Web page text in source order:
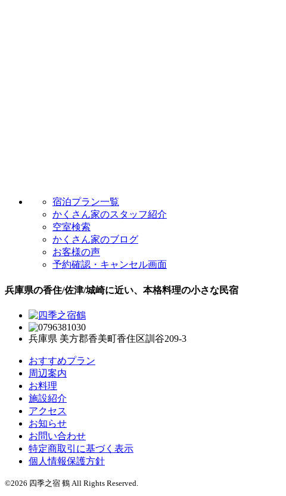
宿泊プラン一覧
かくさん家のスタッフ紹介
空室検索
かくさん家のブログ
お客様の声
予約確認・キャンセル画面
兵庫県の香住/佐津/城崎に近い、本格料理の小さな民宿
兵庫県 美方郡香美町香住区訓谷209-3
おすすめプラン
周辺案内
お料理
施設紹介
アクセス
お知らせ
お問い合わせ
特定商取引に基づく表示
個人情報保護方針
©2026 四季之宿 鶴 All Rights Reserved.